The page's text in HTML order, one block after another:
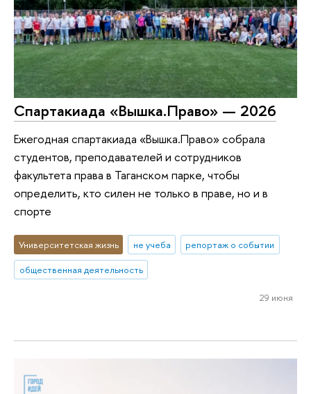
Спартакиада «Вышка.Право» — 2026
Ежегодная спартакиада «Вышка.Право» собрала
студентов, преподавателей и сотрудников
факультета права в Таганском парке, чтобы
определить, кто силен не только в праве, но и в
спорте
Университетская жизнь не учеба
репортаж о событии
общественная деятельность
29 июня